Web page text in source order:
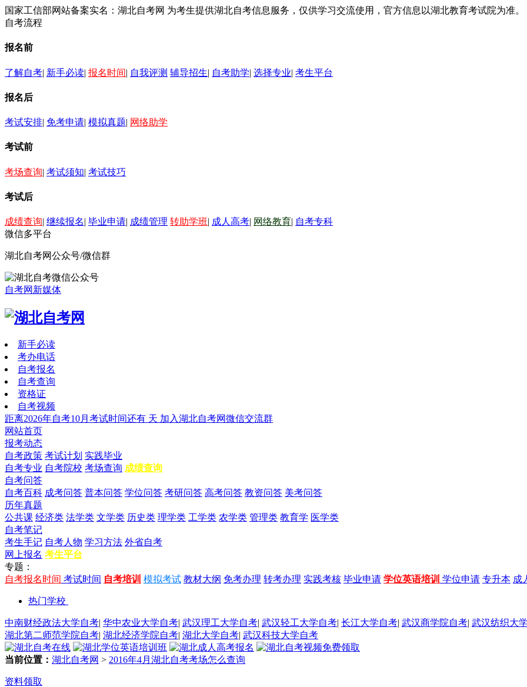
国家工信部网站备案实名：湖北自考网 为考生提供湖北自考信息服务，仅供学习交流使用，官方信息以湖北教育考试院为准。
自考流程
报名前
了解自考| 新手必读| 报名时间| 自我评测 辅导招生| 自考助学| 选择专业| 考生平台
报名后
考试安排| 免考申请| 模拟真题| 网络助学
考试前
考场查询| 考试须知| 考试技巧
考试后
成绩查询| 继续报名| 毕业申请| 成绩管理 转助学班| 成人高考| 网络教育| 自考专科
微信多平台
湖北自考网公众号/微信群
自考网新媒体
新手必读
考办电话
自考报名
自考查询
资格证
自考视频
距离2026年自考10月考试时间还有 天 加入湖北自考网微信交流群
网站首页
报考动态
自考政策 考试计划 实践毕业
自考专业 自考院校 考场查询 成绩查询
自考问答
自考百科 成考问答 普本问答 学位问答 考研问答 高考问答 教资问答 美考问答
历年真题
公共课 经济类 法学类 文学类 历史类 理学类 工学类 农学类 管理类 教育学 医学类
自考笔记
考生手记 自考人物 学习方法 外省自考
网上报名 考生平台
专题：
自考报名时间 考试时间 自考培训 模拟考试 教材大纲 免考办理 转考办理 实践考核 毕业申请 学位英语培训 学位申请 专升本 成
热门学校
中南财经政法大学自考| 华中农业大学自考| 武汉理工大学自考| 武汉轻工大学自考| 长江大学自考| 武汉商学院自考| 武汉纺织大
湖北第二师范学院自考| 湖北经济学院自考| 湖北大学自考| 武汉科技大学自考
当前位置： 湖北自考网 > 2016年4月湖北自考考场怎么查询
资料领取